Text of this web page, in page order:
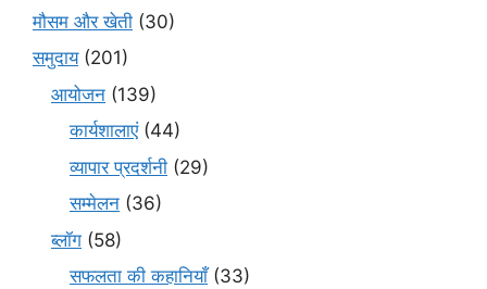
मौसम और खेती (30)
समुदाय(201)
आयोजन (139)
कार्यशालाएं(44)
व्यापार प्रदर्शनी (29)
सम्मेलन (36)
ब्लॉग (58)
सफलता की कहानियाँ(33)